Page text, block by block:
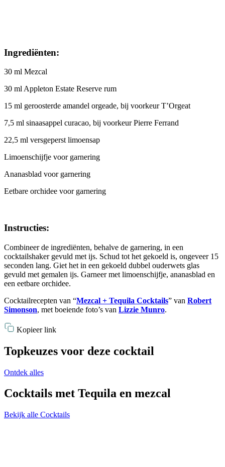
Ingrediënten:
30 ml Mezcal
30 ml Appleton Estate Reserve rum
15 ml geroosterde amandel orgeade, bij voorkeur T’Orgeat
7,5 ml sinaasappel curacao, bij voorkeur Pierre Ferrand
22,5 ml versgeperst limoensap
Limoenschijfje voor garnering
Ananasblad voor garnering
Eetbare orchidee voor garnering
Instructies:
Combineer de ingrediënten, behalve de garnering, in een
cocktailshaker gevuld met ijs. Schud tot het gekoeld is, ongeveer 15
seconden lang. Giet het in een gekoeld dubbel ouderwets glas
gevuld met gemalen ijs. Garneer met limoenschijfje, ananasblad en
een eetbare orchidee.
Cocktailrecepten van “Mezcal + Tequila Cocktails” van Robert
Simonson, met boeiende foto’s van Lizzie Munro.
Kopieer link
Topkeuzes voor deze cocktail
Ontdek alles
Cocktails met Tequila en mezcal
Bekijk alle Cocktails